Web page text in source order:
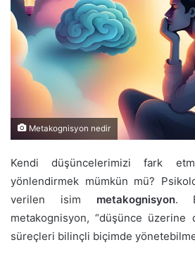
Metakognisyon nedir
Kendi düşüncelerimizi fark
yönlendirmek mümkün mü?
verilen isim metakognisyon.
metakognisyon, “düşünce üzerine
süreçleri bilinçli biçimde